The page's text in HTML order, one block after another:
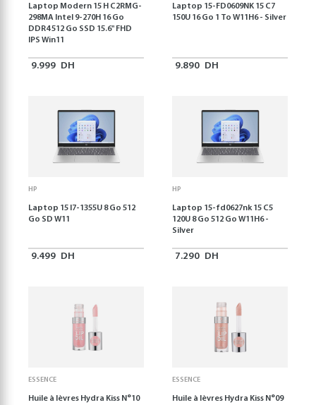
Laptop Modern 15 H C2RMG-
298MA Intel 9-270H 16 Go
DDR4 512 Go SSD 15.6" FHD
IPS Win11
9.999 DH
Laptop 15-FD0609NK 15 C7
150U 16 Go 1 To W11H6 - Silver
9.890 DH
HP
Laptop 15 I7-1355U 8 Go 512
Go SD W11
9.499 DH
HP
Laptop 15-fd0627nk 15 C5
120U 8 Go 512 Go W11H6 -
Silver
7.290 DH
ESSENCE
Huile à lèvres Hydra Kiss N°10
ESSENCE
Huile à lèvres Hydra Kiss N°09